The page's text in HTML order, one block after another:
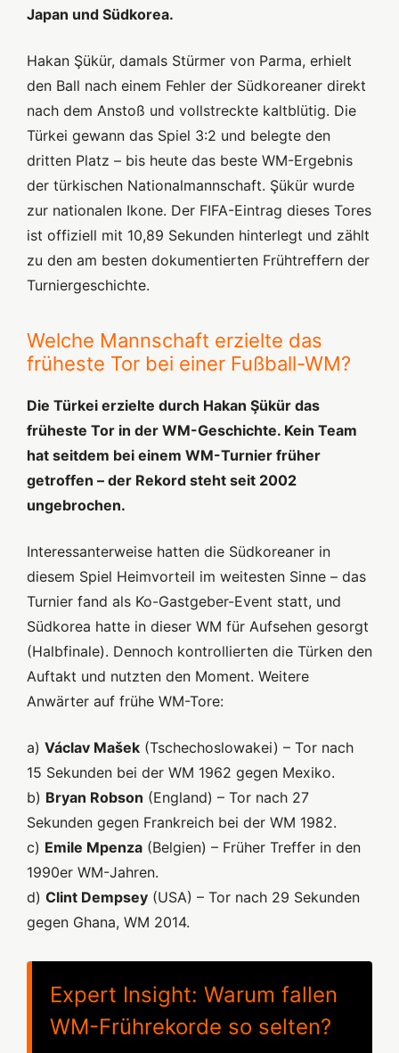
Japan und Südkorea.
Hakan Şükür, damals Stürmer von Parma, erhielt
den Ball nach einem Fehler der Südkoreaner direkt
nach dem Anstoß und vollstreckte kaltblütig. Die
Türkei gewann das Spiel 3:2 und belegte den
dritten Platz – bis heute das beste WM-Ergebnis
der türkischen Nationalmannschaft. Şükür wurde
zur nationalen Ikone. Der FIFA-Eintrag dieses Tores
ist offiziell mit 10,89 Sekunden hinterlegt und zählt
zu den am besten dokumentierten Frühtreffern der
Turniergeschichte.
Welche Mannschaft erzielte das
früheste Tor bei einer Fußball-WM?
Die Türkei erzielte durch Hakan Şükür das
früheste Tor in der WM-Geschichte. Kein Team
hat seitdem bei einem WM-Turnier früher
getroffen – der Rekord steht seit 2002
ungebrochen.
Interessanterweise hatten die Südkoreaner in
diesem Spiel Heimvorteil im weitesten Sinne – das
Turnier fand als Ko-Gastgeber-Event statt, und
Südkorea hatte in dieser WM für Aufsehen gesorgt
(Halbfinale). Dennoch kontrollierten die Türken den
Auftakt und nutzten den Moment. Weitere
Anwärter auf frühe WM-Tore:
a) Václav Mašek (Tschechoslowakei) – Tor nach
15 Sekunden bei der WM 1962 gegen Mexiko.
b) Bryan Robson (England) – Tor nach 27
Sekunden gegen Frankreich bei der WM 1982.
c) Emile Mpenza (Belgien) – Früher Treffer in den
1990er WM-Jahren.
d) Clint Dempsey (USA) – Tor nach 29 Sekunden
gegen Ghana, WM 2014.
Expert Insight: Warum fallen
WM-Frührekorde so selten?